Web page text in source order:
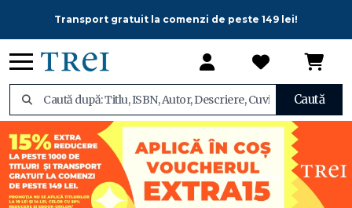
Transport gratuit la comenzi de peste 149 lei!
Caută